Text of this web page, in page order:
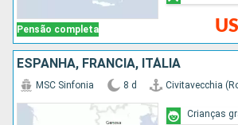
Pensão completa
ESPANHA, FRANCIA, ITÁLIA
MSC Sinfonia 8 d Civitavecchia
Crianças